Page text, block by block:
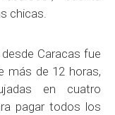
chicas.
Caracas fue
más de 12 horas,
en cuatro
pagar todos los